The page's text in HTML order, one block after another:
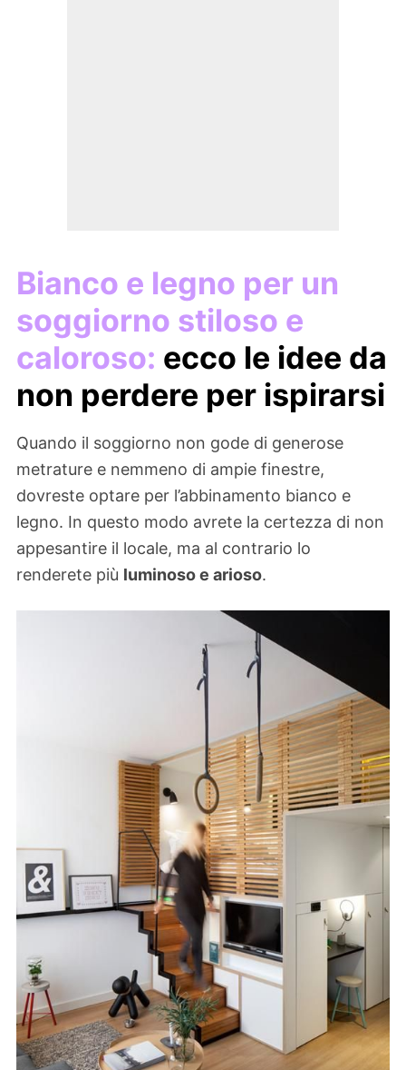
Bianco e legno per un
soggiorno stiloso e
caloroso: ecco le idee da
non perdere per ispirarsi
Quando il soggiorno non gode di generose
metrature e nemmeno di ampie finestre,
dovreste optare per l’abbinamento bianco e
legno. In questo modo avrete la certezza di non
appesantire il locale, ma al contrario lo
renderete più luminoso e arioso.